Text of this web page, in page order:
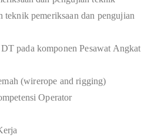
teknik pemeriksaan dan pengujian
pada komponen Pesawat Angkat
(wirerope and rigging)
Operator